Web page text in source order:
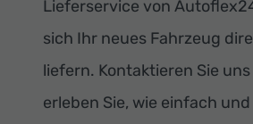
Lieferservice von
sich Ihr neues Fahrzeug
liefern. Kontaktieren Sie
erleben Sie, wie einfach